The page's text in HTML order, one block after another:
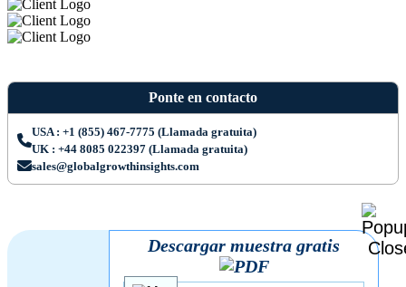
Ponte en contacto
USA : +1 (855) 467-7775 (Llamada gratuita)
UK : +44 8085 022397 (Llamada gratuita)
sales@globalgrowthinsights.com
Descargar muestra gratis